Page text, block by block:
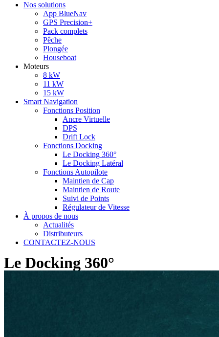
Nos solutions
App BlueNav
GPS Precision+
Pack complets
Pêche
Plongée
Houseboat
Moteurs
8 kW
11 kW
15 kW
Smart Navigation
Fonctions Position
Ancre Virtuelle
DPS
Drift Lock
Fonctions Docking
Le Docking 360°
Le Docking Latéral
Fonctions Autopilote
Maintien de Cap
Maintien de Route
Suivi de Points
Régulateur de Vitesse
À propos de nous
Actualités
Distributeurs
CONTACTEZ-NOUS
Le Docking 360°